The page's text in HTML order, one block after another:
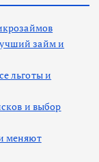
займ и
льготы и
и выбор
меняют